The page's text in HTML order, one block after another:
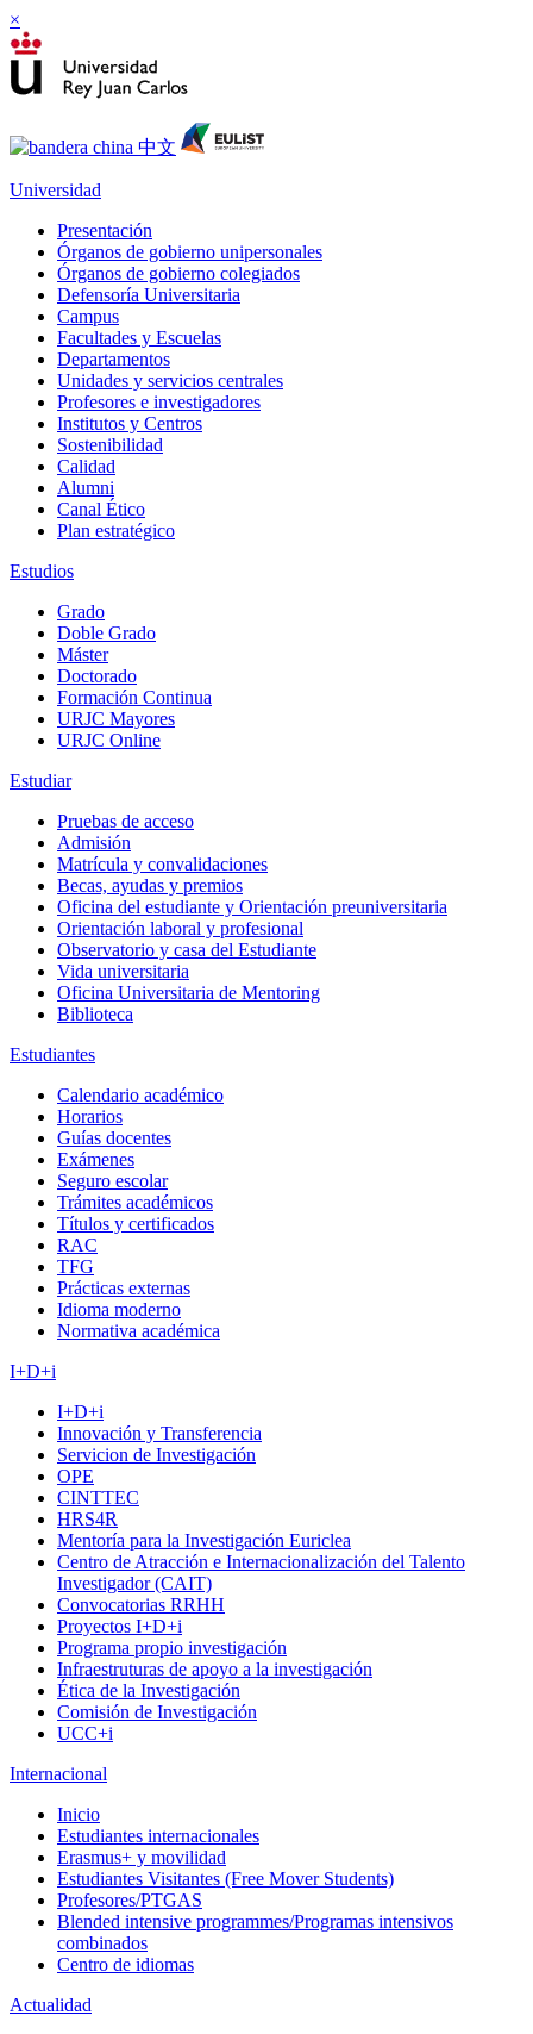
×
Universidad
Presentación
Órganos de gobierno unipersonales
Órganos de gobierno colegiados
Defensoría Universitaria
Campus
Facultades y Escuelas
Departamentos
Unidades y servicios centrales
Profesores e investigadores
Institutos y Centros
Sostenibilidad
Calidad
Alumni
Canal Ético
Plan estratégico
Estudios
Grado
Doble Grado
Máster
Doctorado
Formación Continua
URJC Mayores
URJC Online
Estudiar
Pruebas de acceso
Admisión
Matrícula y convalidaciones
Becas, ayudas y premios
Oficina del estudiante y Orientación preuniversitaria
Orientación laboral y profesional
Observatorio y casa del Estudiante
Vida universitaria
Oficina Universitaria de Mentoring
Biblioteca
Estudiantes
Calendario académico
Horarios
Guías docentes
Exámenes
Seguro escolar
Trámites académicos
Títulos y certificados
RAC
TFG
Prácticas externas
Idioma moderno
Normativa académica
I+D+i
I+D+i
Innovación y Transferencia
Servicion de Investigación
OPE
CINTTEC
HRS4R
Mentoría para la Investigación Euriclea
Centro de Atracción e Internacionalización del Talento
Investigador (CAIT)
Convocatorias RRHH
Proyectos I+D+i
Programa propio investigación
Infraestruturas de apoyo a la investigación
Ética de la Investigación
Comisión de Investigación
UCC+i
Internacional
Inicio
Estudiantes internacionales
Erasmus+ y movilidad
Estudiantes Visitantes (Free Mover Students)
Profesores/PTGAS
Blended intensive programmes/Programas intensivos
combinados
Centro de idiomas
Actualidad